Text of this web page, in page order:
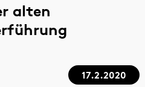
alten
17.2.2020